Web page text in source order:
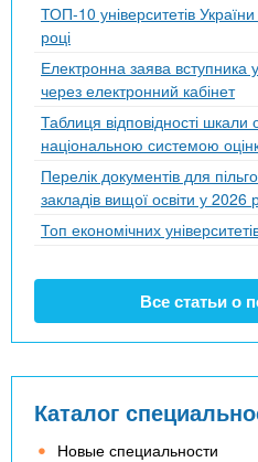
ТОП-10 університетів
році
Електронна заява вступника
через електронний кабінет
Таблиця відповідності
національною системою
Перелік документів для
закладів вищої освіти у 2026
Топ економічних
Все статьи о
Каталог
Новые специальности